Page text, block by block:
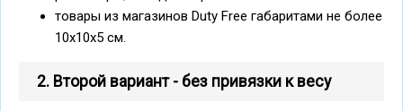
товары из магазинов Duty Free габаритами не более
10х10х5 см.
2. Второй вариант - без привязки к весу